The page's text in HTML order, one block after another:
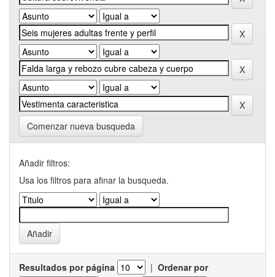
Comenzar nueva busqueda
Añadir filtros:
Usa los filtros para afinar la busqueda.
Resultados por página | Ordenar por